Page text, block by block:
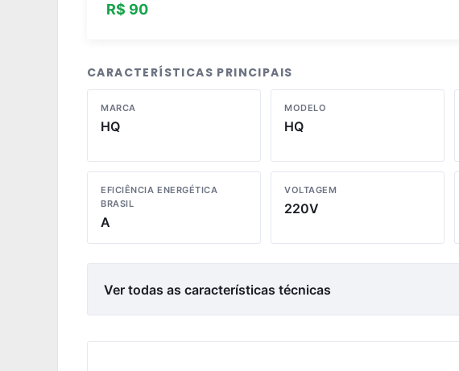
R$ 90
CARACTERÍSTICAS PRINCIPAIS
MARCA
HQ
MODELO
HQ
EFICIÊNCIA ENERGÉTICA
BRASIL
A
VOLTAGEM
220V
Ver todas as características técnicas